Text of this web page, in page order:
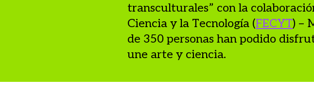
transculturales” con la
Ciencia y la Tecnología (FECYT) –
de 350 personas han podido
une arte y ciencia.